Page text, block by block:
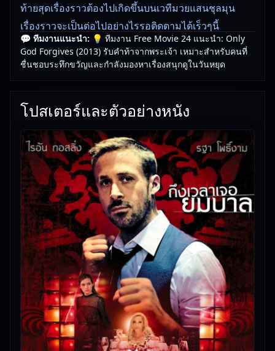
ท้ายสุดเรื่องราวต้องไปเกิดขึ้นบนเวทีมวยแสนชุลมุน
เรื่องราวจะเป็นต่อไปอย่างไรรอติดตามได้เร็วๆนี้
🎥อัปเดตโดยทีมงาน Free Movie 24— ตรวจสอบล่าสุด:
เกี่ยวกับเรา
💬 ทีมงานแนะนำ: 💡 ทีมงาน Free Movie 24 แนะนำ: Only
God Forgives (2013) รับคำท้าจากพระเจ้า เหมาะสำหรับคนที่
ชื่นชอบระทึกขวัญและกำลังมองหาเรื่องสนุกดูในวันหยุด
โปสเตอร์และตัวอย่างหนัง